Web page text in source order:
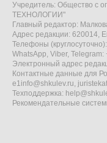
Учредитель: Общество с
ТЕХНОЛОГИИ"
Главный редактор:
Адрес редакции: 620014,
Телефоны
WhatsApp, Viber,
Электронный адрес
Контактные данные для
e1info@shkulev.ru,
Техподдержка:
Рекомендательные